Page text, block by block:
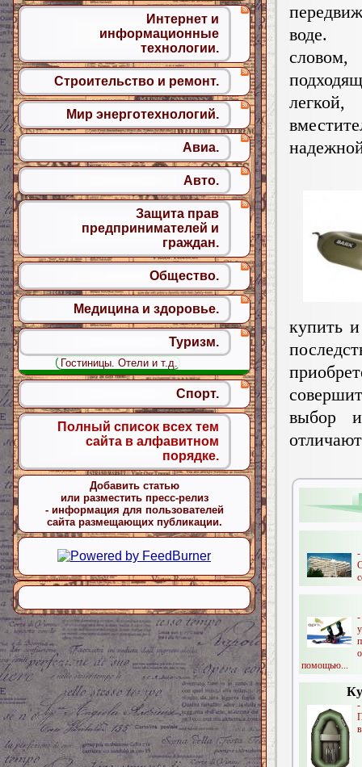
помощью...
-
купить
выбор
Интернет и
информационные
технологии.
Строительство и ремонт.
Мир энерготехнологий.
Авиа.
Авто.
Защита прав
предпринимателей и
граждан.
Общество.
Медицина и здоровье.
Туризм.
Гостиницы. Отели и т.д.
Спорт.
Полный список всех тем
сайта в алфавитном
порядке.
Добавить статью
или разместить пресс-релиз
- информация для пользователей
сайта размещающих публикации.